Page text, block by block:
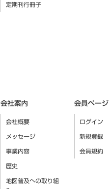
定期刊行冊子
会社案内
会社概要
メッセージ
事業内容
歴史
地図普及への取り組
会員ページ
ログイン
新規登録
会員規約